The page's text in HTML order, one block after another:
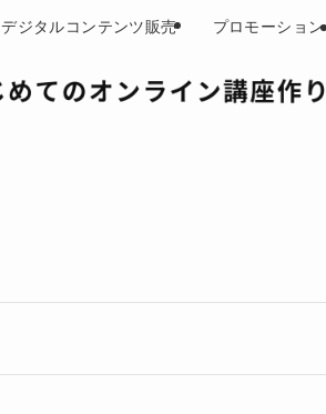
デジタルコンテンツ販売 プロモーション